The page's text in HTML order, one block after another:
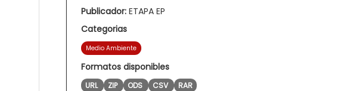
Publicador: ETAPA EP
Categorias
Medio Ambiente
Formatos disponibles
URL ZIP ODS CSV RAR